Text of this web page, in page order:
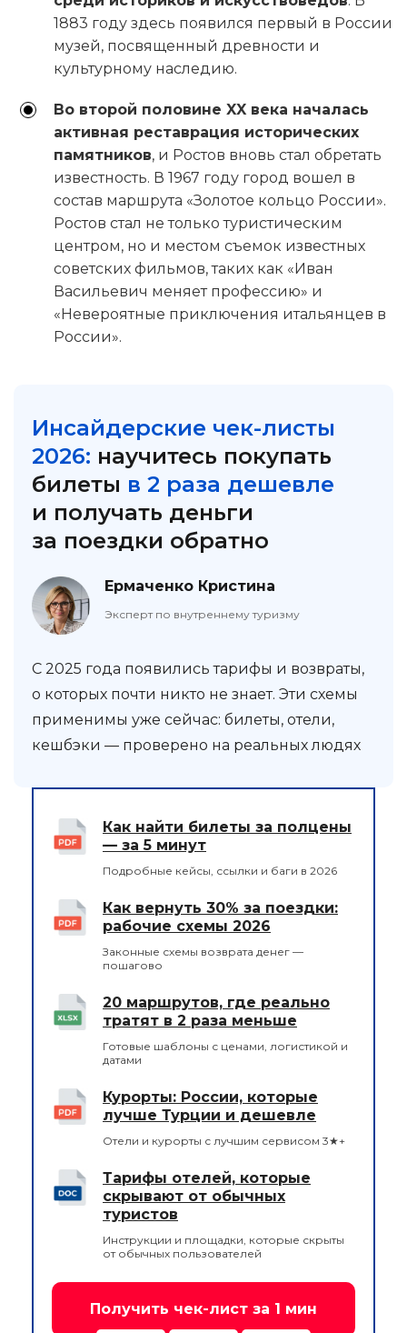
1883 году здесь появился первый в России
музей, посвященный древности и
культурному наследию.
Во второй половине XX века началась
активная реставрация исторических
памятников, и Ростов вновь стал обретать
известность. В 1967 году город вошел в
состав маршрута «Золотое кольцо России».
Ростов стал не только туристическим
центром, но и местом съемок известных
советских фильмов, таких как «Иван
Васильевич меняет профессию» и
«Невероятные приключения итальянцев в
России».
Инсайдерские чек-листы
2026: научитесь покупать
билеты в 2 раза дешевле
и получать деньги
за поездки обратно
Ермаченко Кристина
Эксперт по внутреннему туризму
С 2025 года появились тарифы и возвраты,
о которых почти никто не знает. Эти схемы
применимы уже сейчас: билеты, отели,
кешбэки — проверено на реальных людях
Как найти билеты за полцены
— за 5 минут
Подробные кейсы, ссылки и баги в 2026
Как вернуть 30% за поездки:
рабочие схемы 2026
Законные схемы возврата денег —
пошагово
20 маршрутов, где реально
тратят в 2 раза меньше
Готовые шаблоны с ценами, логистикой и
датами
Курорты: России, которые
лучше Турции и дешевле
Отели и курорты с лучшим сервисом 3★+
Тарифы отелей, которые
скрывают от обычных
туристов
Инструкции и площадки, которые скрыты
от обычных пользователей
Получить чек-лист за 1 мин